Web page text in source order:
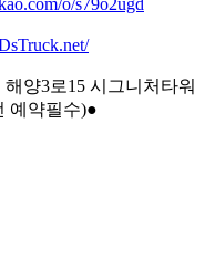
o/s79o2ugd
양3로15 시그니처타워
예약필수)●